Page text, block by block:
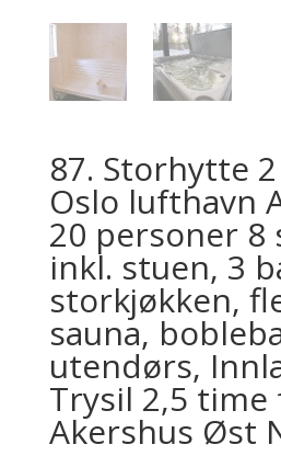
87. Storhytte
Oslo lufthavn
20 personer 8
inkl. stuen, 3
storkjøkken,
sauna,
utendørs,
Trysil 2,5 time
Akershus Øst